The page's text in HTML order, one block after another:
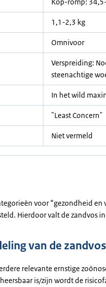
1,1-2,3 kg
Omnivoor
Verspreiding:
steenachtige
In het wild
"Least Concern"
Niet vermeld
voor “gezondheid en
Hierdoor valt de zandvos in
van de zandvos
relevante ernstige
is/zijn wordt de